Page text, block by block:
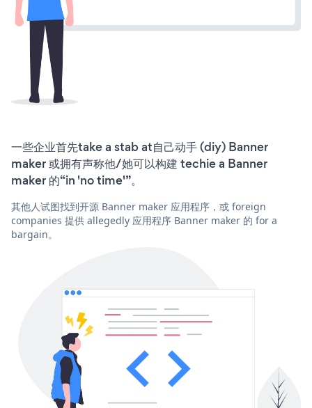
一些企业首先take a stab at自己动手 (diy) Banner
maker 或拥有声称他/她可以构建 techie a Banner
maker 的“in 'no time'”。
其他人试图找到开源 Banner maker 应用程序，或 foreign
companies 提供 allegedly 应用程序 Banner maker 的 for a
bargain。